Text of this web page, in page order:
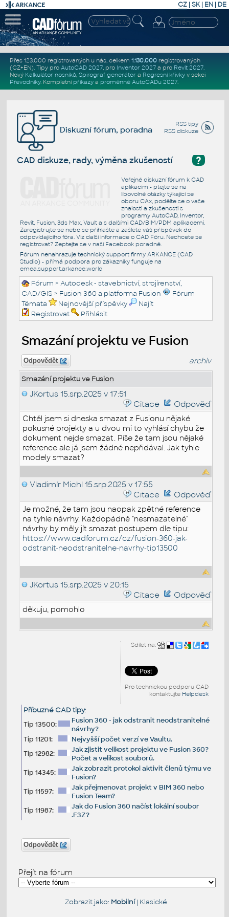
CZ | SK| EN | DE
Přes 123.000 registrovaných u nás, celkem 1.130.000registrovaných
(CZ+EN). Tipy pro AutoCAD 2027, pro Inventor 2027a pro Revit 2027.
Nový Kalkulátor nosníků, Spirograf generátor a Regresní křivkyv sekci
Převodníky. Kompletní příkazya proměnné AutoCADu 2027.
RSS tipy
RSS diskuze
Diskuzní fórum, poradna
?
CAD diskuze, rady, výměna zkušeností
Veřejné diskuzní fórum k CAD
aplikacím - ptejte se na
libovolné otázky týkající se
oboru CAx, podělte se o vaše
znalosti a zkušenosti s
programy AutoCAD, Inventor,
Revit, Fusion, 3ds Max, Vault a s dalšími CAD/BIM/PDM aplikacemi.
Zaregistrujte se nebo se přihlašte a zašlete váš příspěvek do
odpovídajícího fóra. Viz další informace o CAD Fóru. Nechcete se
registrovat? Zeptejte se v naší Facebook poradně.
Fórum nenahrazuje technický support firmy ARKANCE (CAD
Studio) - přímá podpora pro zákazníky funguje na
emea.support.arkance.world
Fórum >Autodesk - stavebnictví, strojírenství,
CAD/GIS > Fusion 360 a platforma Fusion
Fórum
Témata
Nejnovější příspěvky
Najít
Registrovat
Přihlásit
Smazání projektu ve Fusion
Odpovědět archiv
Smazání projektu ve Fusion
JKortus 15.srp.2025 v 17:51
Citace
Odpověď
Chtěl jsem si dneska smazat z Fusionu nějaké
pokusné projekty a u dvou mi to vyhlásí chybu že
dokument nejde smazat. Píše že tam jsou nějaké
reference ale já jsem žádné nepřidával. Jak tyhle
modely smazat?
Vladimír Michl 15.srp.2025 v 17:55
Citace
Odpověď
Je možné, že tam jsou naopak zpětné reference
na tyhle návrhy. Každopádně "nesmazatelné"
návrhy by měly jít smazat postupem dle tipu:
https://www.cadforum.cz/cz/fusion-360-jak-
odstranit-neodstranitelne-navrhy-tip13500
JKortus 15.srp.2025 v 20:15
Citace
Odpověď
děkuju, pomohlo
Sdílet na:
Pro technickou podporu CAD
kontaktujte Helpdesk
Příbuzné CAD tipy:
Tip 13500:
Fusion 360 - jak odstranit neodstranitelné
návrhy?
Tip 11201:
Nejvyšší počet verzí ve Vaultu.
Tip 12982:
Jak zjistit velikost projektu ve Fusion 360?
Počet a velikost souborů.
Tip 14345:
Jak zobrazit protokol aktivit členů týmu ve
Fusion?
Tip 11597:
Jak přejmenovat projekt v BIM 360 nebo
Fusion Team?
Tip 11987:
Jak do Fusion 360 načíst lokální soubor
.F3Z?
Odpovědět
Přejít na fórum
Zobrazit jako: Mobilní| Klasické